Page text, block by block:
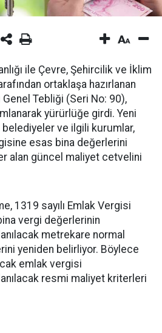
ile Çevre, Şehircilik ve İklim
ortaklaşa hazırlanan
Tebliği (Seri No: 90),
yürürlüğe girdi. Yeni
ve ilgili kurumlar,
esas bina değerlerini
alan güncel maliyet cetvelini
1319 sayılı Emlak Vergisi
vergi değerlerinin
metrekare normal
yeniden belirliyor. Böylece
emlak vergisi
resmi maliyet kriterleri